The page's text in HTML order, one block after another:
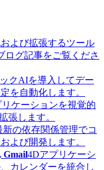
よび拡張するツール
ログ記事をご覧くださ
クAIを導入してデー
を自動化します。
ケーションを視覚的
張します。
新の依存関係管理でコ
よび開発します。
Gmail4Dアプリケーシ
カレンダーを統合し